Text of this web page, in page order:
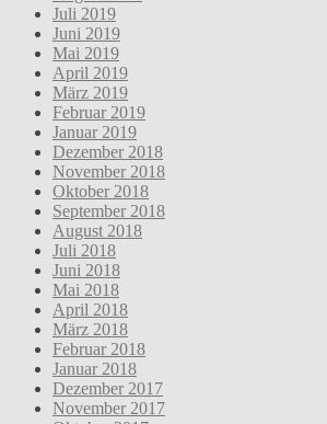
Juli 2019
Juni 2019
Mai 2019
April 2019
März 2019
Februar 2019
Januar 2019
Dezember 2018
November 2018
Oktober 2018
September 2018
August 2018
Juli 2018
Juni 2018
Mai 2018
April 2018
März 2018
Februar 2018
Januar 2018
Dezember 2017
November 2017